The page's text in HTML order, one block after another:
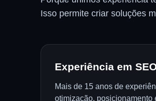
Isso permite criar soluções
Experiência em
Mais de 15 anos de
otimização, posicionamento